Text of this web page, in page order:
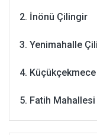
İnönü Çilingir
Yenimahalle
Fatih